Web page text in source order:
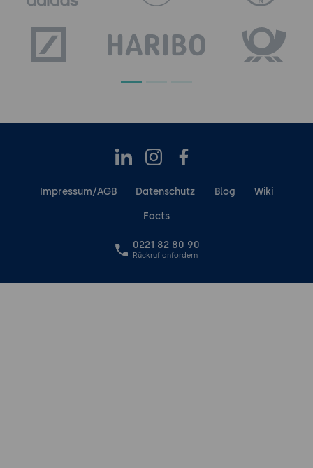
LinkedInInstagramFacebook
Impressum/AGB Datenschutz Blog Wiki
Facts
0221 82 80 90
Rückruf anfordern